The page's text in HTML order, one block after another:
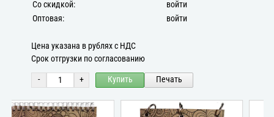
Со скидкой:
войти
Оптовая:
войти
Цена указана в рублях с НДС
Срок отгрузки по согласованию
- + Купить Печать